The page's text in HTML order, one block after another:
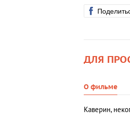
ДЛЯ
О фильме
Каверин,